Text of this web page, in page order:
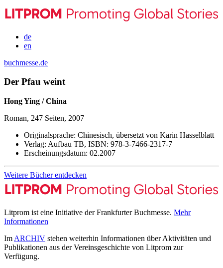
de
en
buchmesse.de
Der Pfau weint
Hong Ying / China
Roman, 247 Seiten, 2007
Originalsprache: Chinesisch, übersetzt von Karin Hasselblatt
Verlag: Aufbau TB, ISBN: 978-3-7466-2317-7
Erscheinungsdatum: 02.2007
Weitere Bücher entdecken
Litprom ist eine Initiative der Frankfurter Buchmesse. Mehr
Informationen
Im ARCHIV stehen weiterhin Informationen über Aktivitäten und
Publikationen aus der Vereinsgeschichte von Litprom zur
Verfügung.